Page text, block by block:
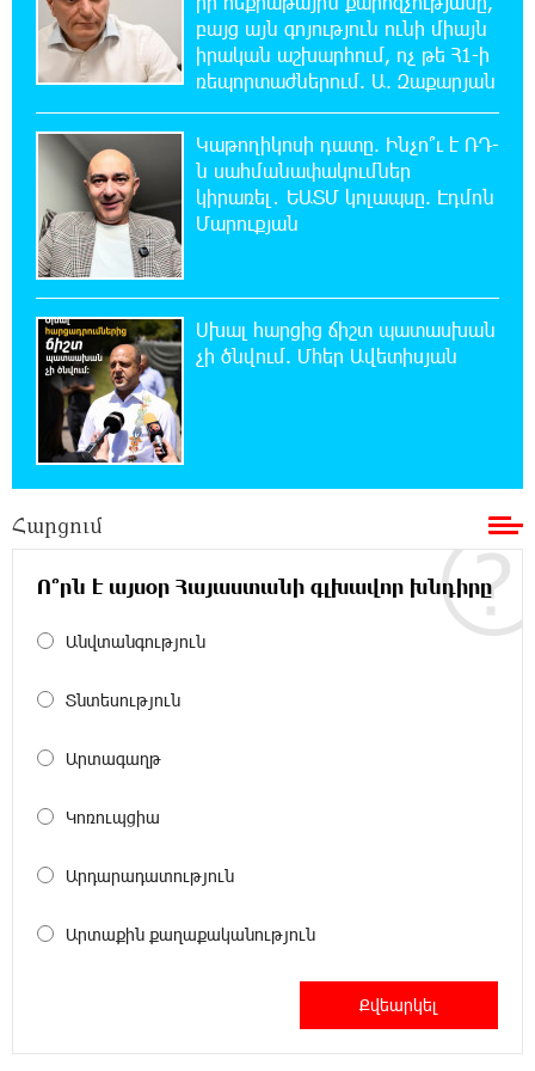
1:00:08 9-08-2026
Օգոստոսի 10-ից 13-ը գազանջատումներ են
սպասվում
Գերմանիայում ցույց է անցկացվել Մերցի
կառավարության դեմ
0:25:00 9-08-2026
Մոդին համաշխարհային ռեկորդ է
23:58:58 8-08-2026
23-ամյա ուսանողի մշակած հավելվածը
հարավկորեական App Store-ում շրջանցել է
նույնիսկ Google Maps-ը
23:39:22 8-08-2026
ուկրաինական 360 անօդաչու թռչող սարք
Օգոստոսի 10-ին, 11-ին, 12-ին, 13-ին, 14-ին,
մարմին
22:43:21 8-08-2026
աղջկա դի է հայտնաբերվել
Հայհիդրոմետի տնօրենը գրել է
բայց այն գոյություն ունի միայն
իրական աշխարհում, ոչ թե Հ1-ի
ռեպորտաժներում. Ա. Զաքարյան
Կաթողիկոսի դատը. Ինչո՞ւ է ՌԴ-
ն սահմանափակումներ
կիրառել․ ԵԱՏՄ կոլապսը. Էդմոն
Մարուքյան
Սխալ հարցից ճիշտ պատասխան
չի ծնվում. Մհեր Ավետիսյան
Հարցում
Ո՞րն է այսօր Հայաստանի գլխավոր խնդիրը
Անվտանգություն
Տնտեսություն
Արտագաղթ
Կոռուպցիա
Արդարադատություն
Արտաքին քաղաքականություն